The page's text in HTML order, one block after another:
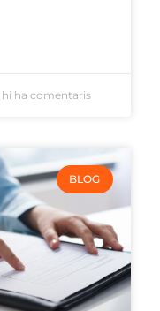
hi ha comentaris
BLOG